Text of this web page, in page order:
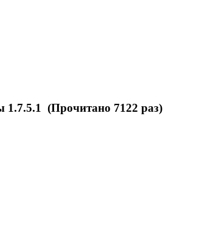
1.7.5.1 (Прочитано 7122 раз)